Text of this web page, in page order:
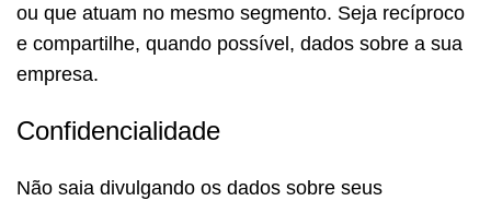
ou que atuam no mesmo segmento. Seja recíproco
e compartilhe, quando possível, dados sobre a sua
empresa.
Confidencialidade
Não saia divulgando os dados sobre seus